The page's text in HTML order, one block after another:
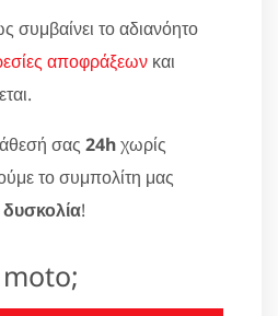
συμβαίνει το αδιανόητο
αποφράξεων και
σας 24hχωρίς
το συμπολίτη μας
!
moto;